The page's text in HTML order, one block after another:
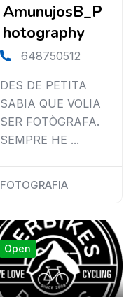
AmunujosB_P
hotography
648750512
DES DE PETITA
SABIA QUE VOLIA
SER FOTÒGRAFA.
SEMPRE HE ...
FOTOGRAFIA
Open